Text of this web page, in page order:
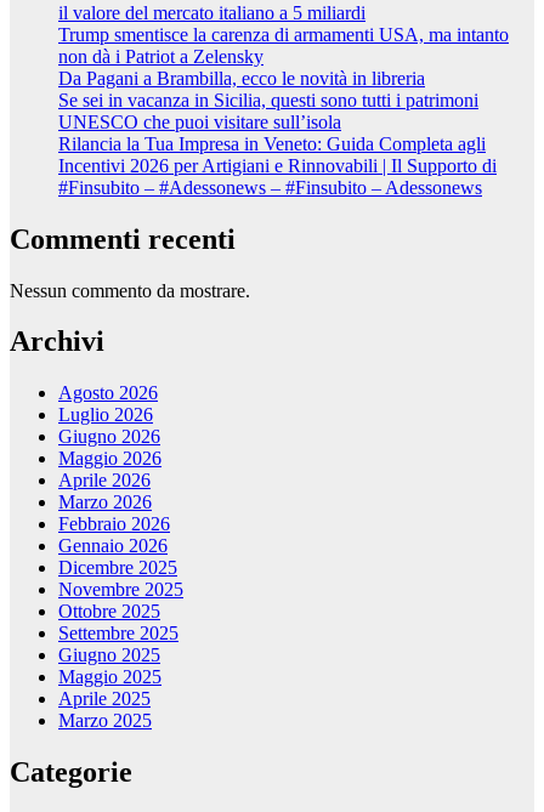
il valore del mercato italiano a 5 miliardi
Trump smentisce la carenza di armamenti USA, ma intanto
non dà i Patriot a Zelensky
Da Pagani a Brambilla, ecco le novità in libreria
Se sei in vacanza in Sicilia, questi sono tutti i patrimoni
UNESCO che puoi visitare sull’isola
Rilancia la Tua Impresa in Veneto: Guida Completa agli
Incentivi 2026 per Artigiani e Rinnovabili | Il Supporto di
#Finsubito – #Adessonews – #Finsubito – Adessonews
Commenti recenti
Nessun commento da mostrare.
Archivi
Agosto 2026
Luglio 2026
Giugno 2026
Maggio 2026
Aprile 2026
Marzo 2026
Febbraio 2026
Gennaio 2026
Dicembre 2025
Novembre 2025
Ottobre 2025
Settembre 2025
Giugno 2025
Maggio 2025
Aprile 2025
Marzo 2025
Categorie